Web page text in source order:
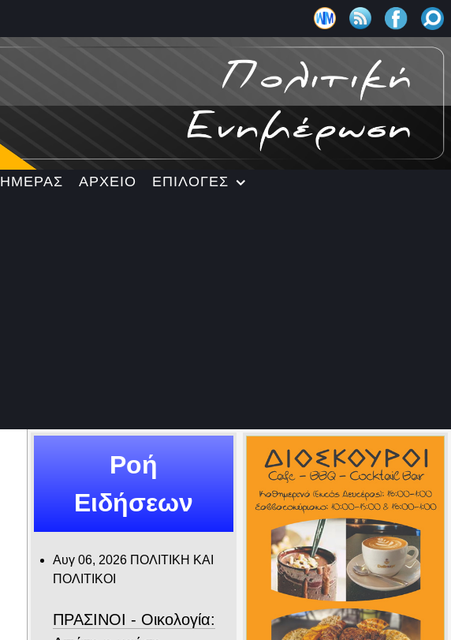
ΑΡΧΕΙΟ ΕΠΙΛΟΓΕΣ
Ροή
Ειδήσεων
Αυγ 06, 2026 ΠΟΛΙΤΙΚΗ ΚΑΙ
ΠΟΛΙΤΙΚΟΙ
ΠΡΑΣΙΝΟΙ - Οικολογία: